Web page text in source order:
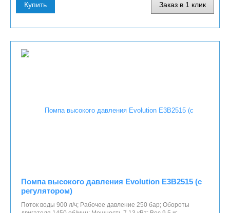
Купить Заказ в 1 клик
Помпа высокого давления Evolution E3B2515 (с
регулятором)
Поток воды 900 л/ч; Рабочее давление 250 бар; Обороты